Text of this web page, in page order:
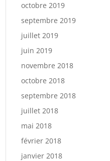
octobre 2019
septembre 2019
juillet 2019
juin 2019
novembre 2018
octobre 2018
septembre 2018
juillet 2018
mai 2018
février 2018
janvier 2018